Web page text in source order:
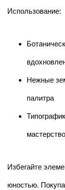
Использование:
Нежные
палитра
Избегайте
юностью.